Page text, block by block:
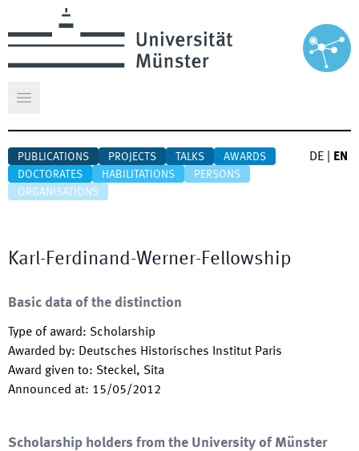
Open main menu
PUBLICATIONS PROJECTS TALKS
AWARDS
DOCTORATES
HABILITATIONS
PERSONS
ORGANISATIONS
DE EN
Karl-Ferdinand-Werner-Fellowship
Basic data of the distinction
Type of award: Scholarship
Awarded by: Deutsches Historisches Institut Paris
Award given to: Steckel, Sita
Announced at: 15/05/2012
Scholarship holders from the University of Münster